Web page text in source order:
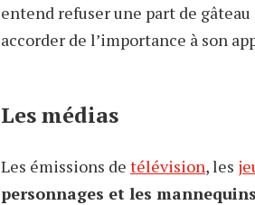
entend refuser une part de
accorder de l’importance à son
Les médias
Les émissions de télévision, les
personnages et les